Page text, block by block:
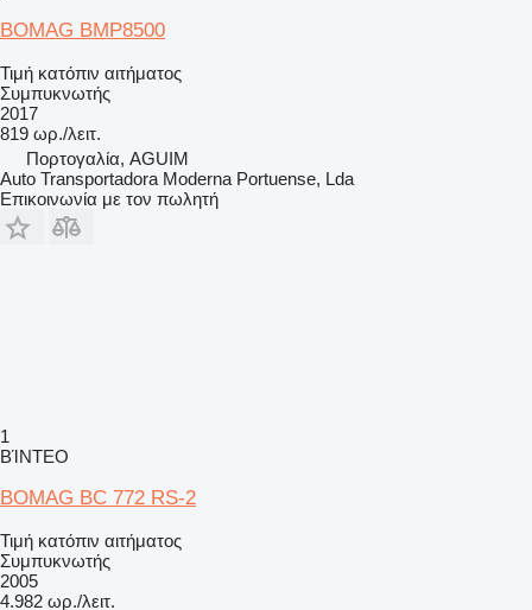
BOMAG BMP8500
Τιμή κατόπιν αιτήματος
Συμπυκνωτής
2017
819 ωρ./λειτ.
Πορτογαλία, AGUIM
Auto Transportadora Moderna Portuense, Lda
Επικοινωνία με τον πωλητή
1
ΒΊΝΤΕΟ
BOMAG BC 772 RS-2
Τιμή κατόπιν αιτήματος
Συμπυκνωτής
2005
4.982 ωρ./λειτ.